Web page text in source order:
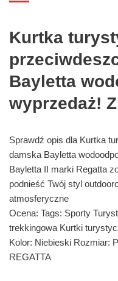
Kurtka
Bayletta
wyprzedaż!
Sprawdź opis dla Kurtka
damska Bayletta
Bayletta II marki Regatta
podnieść Twój styl
atmosferyczne
Ocena: Tags: Sporty
trekkingowa Kurtki
Kolor: Niebieski Rozmiar:
REGATTA